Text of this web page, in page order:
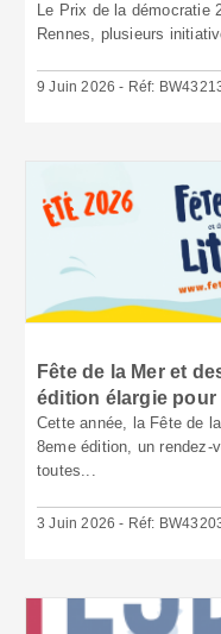
Le Prix de la démocratie
Rennes, plusieurs
9 Juin 2026 - Réf:
Fête de la Mer et
édition élargie
Cette année, la Fête de
8eme édition, un rendez-
toutes...
3 Juin 2026 - Réf: